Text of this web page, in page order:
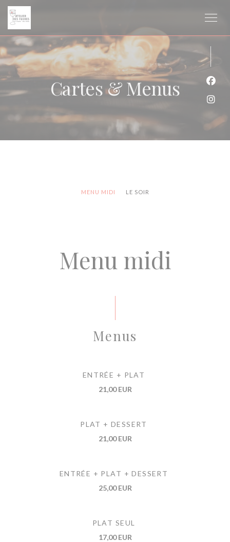
Personnalisation de vos choix en matière de cookies
Cartes & Menus
MENU MIDI LE SOIR
Menu midi
Menus
ENTRÉE + PLAT
21,00 EUR
PLAT + DESSERT
21,00 EUR
ENTRÉE + PLAT + DESSERT
25,00 EUR
PLAT SEUL
17,00 EUR